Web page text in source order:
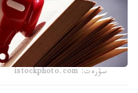
سۋرەت: istockphoto.com